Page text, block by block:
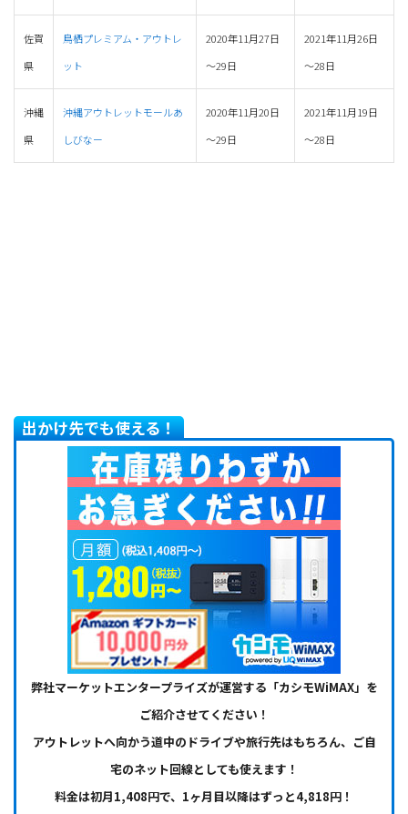
佐賀
県
鳥栖プレミアム・アウトレ
ット
2020年11月27日
～29日
2021年11月26日
～28日
沖縄
県
沖縄アウトレットモールあ
しびなー
2020年11月20日
～29日
2021年11月19日
～28日
出かけ先でも使える！
弊社マーケットエンタープライズが運営する「カシモWiMAX」を
ご紹介させてください！
アウトレットへ向かう道中のドライブや旅行先はもちろん、ご自
宅のネット回線としても使えます！
料金は初月1,408円で、1ヶ月目以降はずっと4,818円！